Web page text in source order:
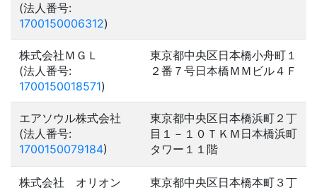
(法人番号:
1700150006312)
株式会社ＭＧＬ
(法人番号:
1700150018571)
東京都中央区日本橋小舟町１
２番７号日本橋ＭＭビル４Ｆ
エアソウル株式会社
(法人番号:
1700150079184)
東京都中央区日本橋浜町２丁
目１－１０ＴＫＭ日本橋浜町
タワー１１階
株式会社 オリオン
東京都中央区日本橋本町３丁